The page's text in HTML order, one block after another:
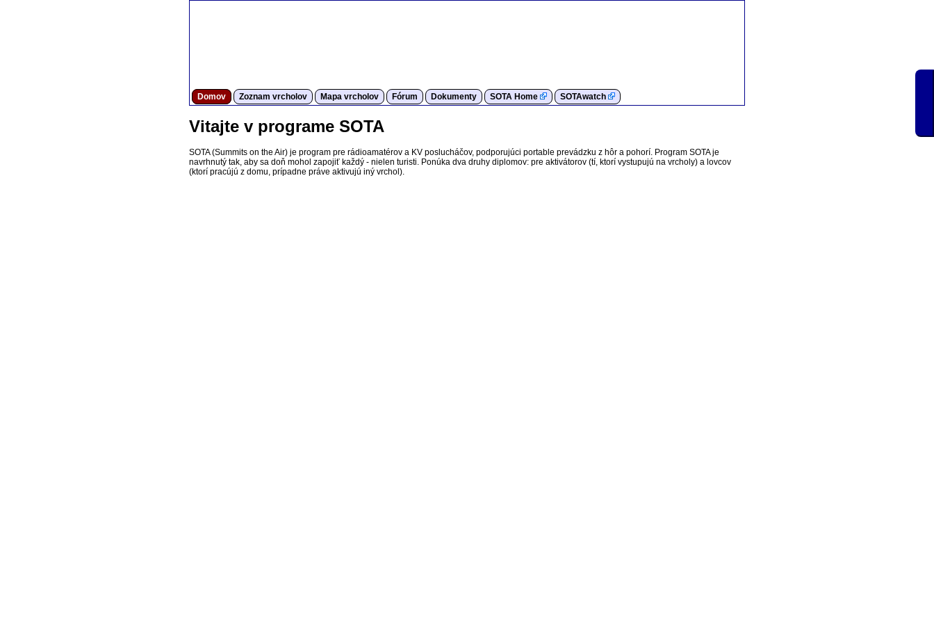
Domov Zoznam vrcholov Mapa vrcholov Fórum Dokumenty SOTA Home SOTAwatch
Vitajte v programe SOTA
SOTA (Summits on the Air) je program pre rádioamatérov a KV poslucháčov, podporujúci portable prevádzku z hôr a pohorí. Program SOTA je
navrhnutý tak, aby sa doň mohol zapojiť každý - nielen turisti. Ponúka dva druhy diplomov: pre aktivátorov (tí, ktorí vystupujú na vrcholy) a lovcov
(ktorí pracújú z domu, prípadne práve aktivujú iný vrchol).